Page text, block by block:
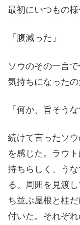
最初にいつもの様
「腹減った」
ソウのその一言
気持ちになったの
「何か、旨そう
続けて言ったソ
を感じた。ラウ
持ちらしく、う
る。周囲を見渡
ち並ぶ屋根と柱
付いた。それぞ